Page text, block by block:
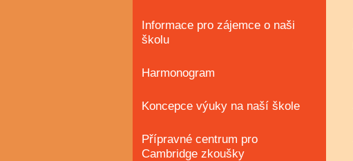
Informace pro zájemce o naši
školu
Harmonogram
Koncepce výuky na naší škole
Přípravné centrum pro
Cambridge zkoušky